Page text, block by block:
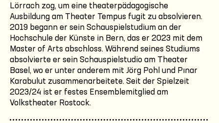
Lörrach zog, um eine theaterpädagogische
Ausbildung am Theater Tempus fugit zu absolvieren.
2019 begann er sein Schauspielstudium an der
Hochschule der Künste in Bern, das er 2023 mit dem
Master of Arts abschloss. Während seines Studiums
absolvierte er sein Schauspielstudio am Theater
Basel, wo er unter anderem mit Jörg Pohl und Pınar
Karabulut zusammenarbeitete. Seit der Spielzeit
2023/24 ist er festes Ensemblemitglied am
Volkstheater Rostock.